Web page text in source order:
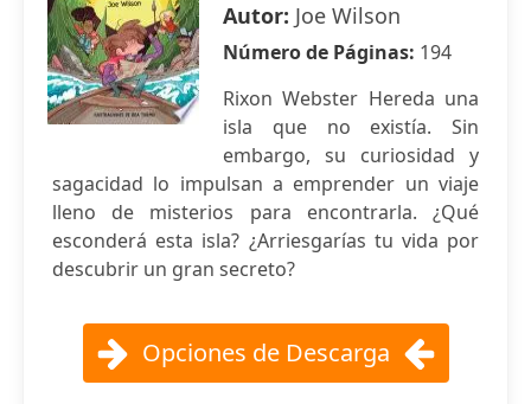
Autor: Joe Wilson
Número de Páginas: 194
Rixon Webster Hereda una
isla que no existía. Sin
embargo, su curiosidad y
sagacidad lo impulsan a emprender un viaje
lleno de misterios para encontrarla. ¿Qué
esconderá esta isla? ¿Arriesgarías tu vida por
descubrir un gran secreto?
Opciones de Descarga